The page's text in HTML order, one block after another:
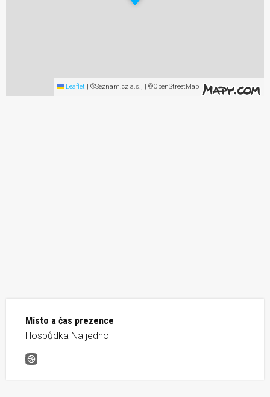
Leaflet | ©Seznam.cz a.s., | ©OpenStreetMap
Místo a čas prezence
Hospůdka Na jedno
Běh Violky